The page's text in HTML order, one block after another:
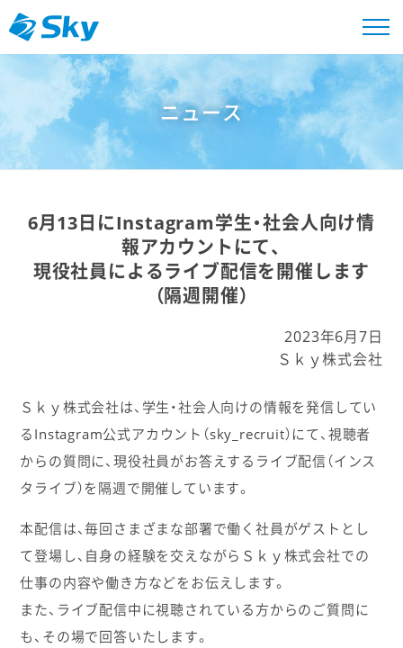
ニュース
6月13日にInstagram学生・社会人向け情
報アカウントにて、
現役社員によるライブ配信を開催します
（隔週開催）
2023年6月7日
Ｓｋｙ株式会社
Ｓｋｙ株式会社は、学生・社会人向けの情報を発信してい
るInstagram公式アカウント（sky_recruit）にて、視聴者
からの質問に、現役社員がお答えするライブ配信（インス
タライブ）を隔週で開催しています。
本配信は、毎回さまざまな部署で働く社員がゲストとし
て登場し、自身の経験を交えながらＳｋｙ株式会社での
仕事の内容や働き方などをお伝えします。
また、ライブ配信中に視聴されている方からのご質問に
も、その場で回答いたします。